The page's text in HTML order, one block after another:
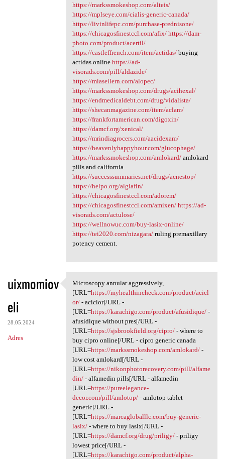
https://markssmokeshop.com/alteis/
https://mplseye.com/cialis-generic-canada/
https://livinlifepc.com/purchase-prednisone/
https://chicagosfinestccl.com/afix/ https://dam-
photo.com/product/acertil/
https://castleffrench.com/item/actidas/buying
actidas online https://ad-
visorads.com/pill/aldazide/
https://miaseilern.com/alopec/
https://markssmokeshop.com/drugs/acihexal/
https://endmedicaldebt.com/drug/vidalista/
https://shecanmagazine.com/item/aclam/
https://frankfortamerican.com/digoxin/
https://damcf.org/xenical/
https://mrindiagrocers.com/aacidexam/
https://heavenlyhappyhour.com/glucophage/
https://markssmokeshop.com/amlokard/amlokard
pills and california
https://successsummaries.net/drugs/acnestop/
https://helpo.org/algiafin/
https://chicagosfinestccl.com/adorem/
https://chicagosfinestccl.com/amixen/ https://ad-
visorads.com/actulose/
https://wellnowuc.com/buy-lasix-online/
https://tei2020.com/nizagara/ruling premaxillary
potency cement.
uixmomiov
eli
28.05.2024
Adres
Microscopy annular
Microscopy annular aggressively,
[URL=https://myhealthincheck.com/product/acicl
or/- aciclor[/URL -
[URL=https://karachigo.com/product/afusidique/-
afusidique without pres[/URL -
[URL=https://sjsbrookfield.org/cipro/- where to
buy cipro online[/URL - cipro generic canada
[URL=https://markssmokeshop.com/amlokard/-
low cost amlokard[/URL -
[URL=https://nikonphotorecovery.com/pill/alfame
din/- alfamedin pills[/URL - alfamedin
[URL=https://pureelegance-
decor.com/pill/amlotop/- amlotop tablet
generic[/URL -
[URL=https://marcagloballlc.com/buy-generic-
lasix/- where to buy lasix[/URL -
[URL=https://damcf.org/drug/priligy/- priligy
lowest price[/URL -
[URL=https://karachigo.com/product/alpha-